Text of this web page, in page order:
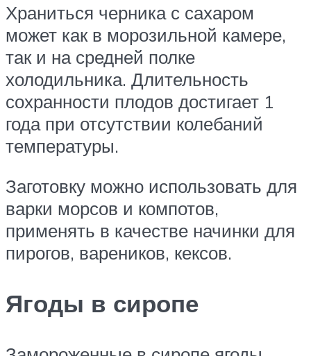
Храниться черника с сахаром
может как в морозильной камере,
так и на средней полке
холодильника. Длительность
сохранности плодов достигает 1
года при отсутствии колебаний
температуры.
Заготовку можно использовать для
варки морсов и компотов,
применять в качестве начинки для
пирогов, вареников, кексов.
Ягоды в сиропе